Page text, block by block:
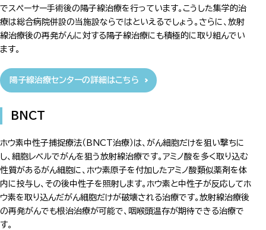
でスペーサー手術後の陽子線治療を行っています。こうした集学的治
療は総合病院併設の当施設ならではといえるでしょう。さらに、放射
線治療後の再発がんに対する陽子線治療にも積極的に取り組んでい
ます。
陽子線治療センターの詳細はこちら
BNCT
ホウ素中性子捕捉療法（BNCT治療）は、がん細胞だけを狙い撃ちに
し、細胞レベルでがんを狙う放射線治療です。アミノ酸を多く取り込む
性質があるがん細胞に、ホウ素原子を付加したアミノ酸類似薬剤を体
内に投与し、その後中性子を照射します。ホウ素と中性子が反応してホ
ウ素を取り込んだがん細胞だけが破壊される治療です。放射線治療後
の再発がんでも根治治療が可能で、咽喉頭温存が期待できる治療で
す。